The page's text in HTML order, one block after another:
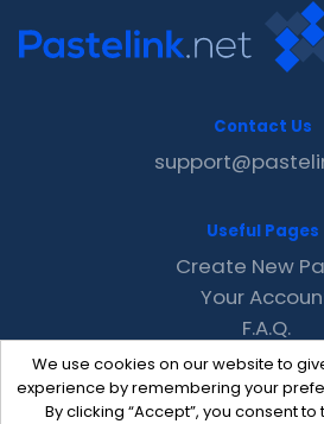
We use cookies on our website to
experience by remembering your
By clicking “Accept”, you consent
Contact Us
Useful Pages
Create New
Your
F.A.Q.
Recent
Contact